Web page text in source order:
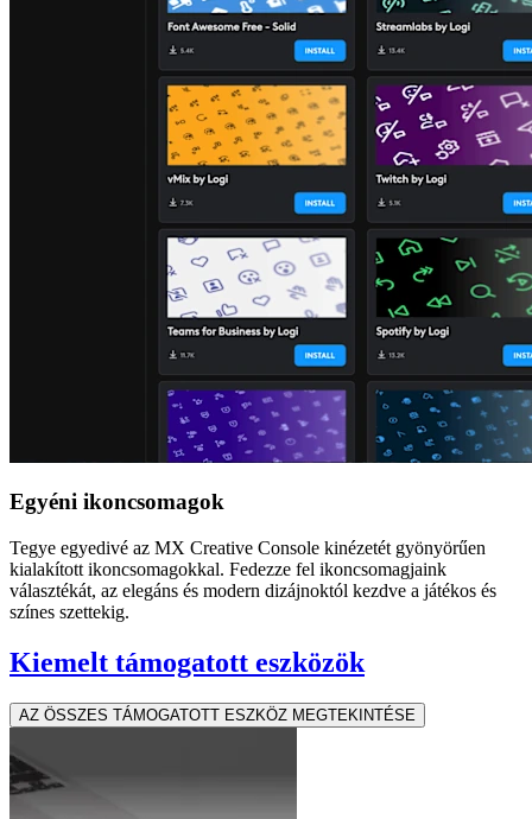
Egyéni ikoncsomagok
Tegye egyedivé az MX Creative Console kinézetét gyönyörűen
kialakított ikoncsomagokkal. Fedezze fel ikoncsomagjaink
választékát, az elegáns és modern dizájnoktól kezdve a játékos és
színes szettekig.
Kiemelt támogatott eszközök
AZ ÖSSZES TÁMOGATOTT ESZKÖZ MEGTEKINTÉSE